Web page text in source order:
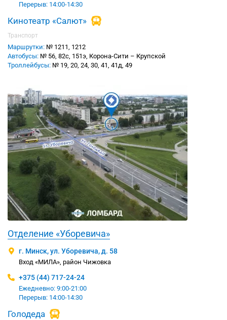
Перерыв: 14:00-14:30
Кинотеатр «Салют»
Транспорт
Маршрутки: № 1211, 1212
Автобусы: № 56, 82с, 151э, Корона-Сити – Крупской
Троллейбусы: № 19, 20, 24, 30, 41, 41д, 49
Отделение «Уборевича»
г. Минск, ул. Уборевича, д. 58
Вход «МИЛА», район Чижовка
+375 (44) 717-24-24
Ежедневно: 9:00-21:00
Перерыв: 14:00-14:30
Голодеда